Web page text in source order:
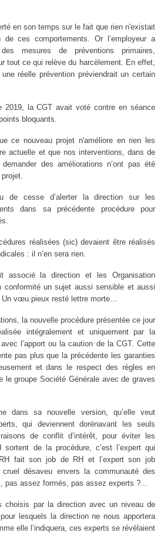
en son temps sur le fait que rien n'existait
ces comportements. Or l’employeur a
mesures de préventions primaires,
tout ce qui relève du harcèlement. En effet,
réelle prévention préviendrait un certain
2019, la CGT avait voté contre en séance
bloquants.
ce nouveau projet n'améliore en rien les
actuelle et que nos interventions, dans de
des améliorations n’ont pas été
de cesse d’alerter la direction sur les
dans sa précédente procédure pour
réalisées (sic) devaient être réalisés
: il n’en sera rien.
associé la direction et les Organisation
conformité un sujet aussi sensible et aussi
Un vœu pieux resté lettre morte…
la nouvelle procédure présentée ce jour
intégralement et uniquement par la
l’apport ou la caution de la CGT. Cette
pas plus que la précédente les garanties
et dans le respect des règles en
le groupe Société Générale avec de graves
dans sa nouvelle version, qu’elle veut
qui deviennent dorénavant les seuls
de conflit d’intérêt, pour éviter les
de la procédure, c’est l’expert qui
fait son job de RH et l’expert son job
cruel désaveu envers la communauté des
pas assez formés, pas assez experts ?...
choisis par la direction avec un niveau de
lesquels la direction ne nous apportera
elle l’indiquera, ces experts se révélaient